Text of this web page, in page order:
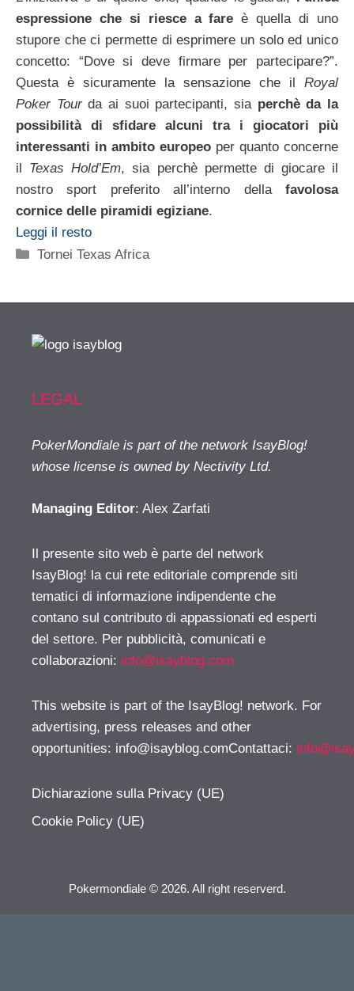
espressione che si riesce a fare è quella di uno
stupore che ci permette di esprimere un solo ed unico
concetto: “Dove si deve firmare per partecipare?”.
Questa è sicuramente la sensazione che il Royal
Poker Tourda ai suoi partecipanti, sia perchè da la
possibilità di sfidare alcuni tra i giocatori più
interessanti in ambito europeo per quanto concerne
il Texas Hold’Em, sia perchè permette di giocare il
nostro sport preferito all’interno della favolosa
cornice delle piramidi egiziane.
Leggi il resto
Categorie
Tornei Texas Africa
LEGAL
PokerMondiale is part of the network IsayBlog!
whose license is owned by Nectivity Ltd.
Managing Editor: Alex Zarfati
Il presente sito web è parte del network
IsayBlog! la cui rete editoriale comprende siti
tematici di informazione indipendente che
contano sul contributo di appassionati ed esperti
del settore. Per pubblicità, comunicati e
collaborazioni: info@isayblog.com
This website is part of the IsayBlog! network. For
advertising, press releases and other
opportunities: info@isayblog.comContattaci:
Dichiarazione sulla Privacy (UE)
Cookie Policy (UE)
Pokermondiale © 2026. All right reserverd.